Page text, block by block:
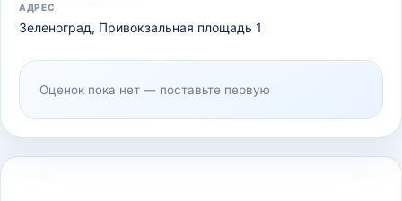
АДРЕС
Зеленоград, Привокзальная площадь 1
Оценок пока нет — поставьте первую